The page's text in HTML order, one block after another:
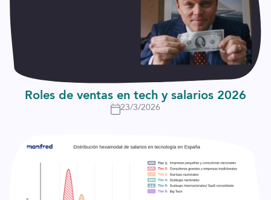
Roles de ventas en tech y salarios 2026
23/3/2026